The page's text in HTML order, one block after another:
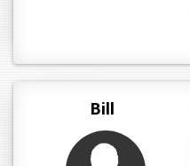
Bill